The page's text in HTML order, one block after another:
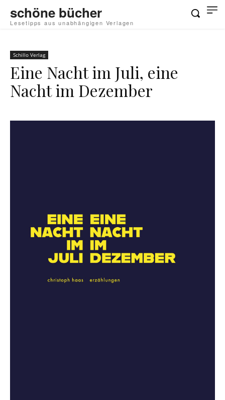
schöne bücher
Lesetipps aus unabhängigen Verlagen
Schillo Verlag
Eine Nacht im Juli, eine
Nacht im Dezember